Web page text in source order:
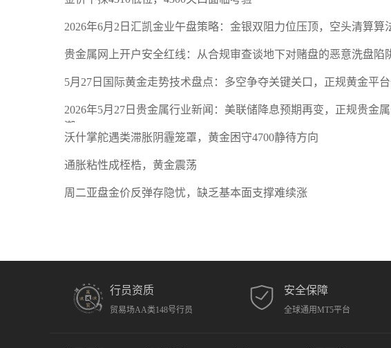
2026年6月2日汇凯金业午盘策略：金银双阻力位压顶，空头清算算
贵金属网上开户安全红线：从合规审查谈地下对赌盘的恶意洗盘陷
5月27日国际黄金走势技术盘点：多空争夺关键关口，正规黄金平
2026年5月27日贵金属行业新闻：美联储降息预期再变，正规贵金
潮
沃什掌舵遇类滞胀阴霾笼罩，黄金困守4700静待方向
通胀粘性成桎梏，黄金震荡
周二亚盘金价反弹存隐忧，缺乏基本面支撑难续涨
行员资质
贸易场AA类148号行员
安全保障
全球通用MT5平台